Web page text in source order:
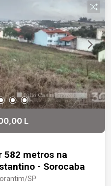
L
582 metros na
- Sorocaba
SP